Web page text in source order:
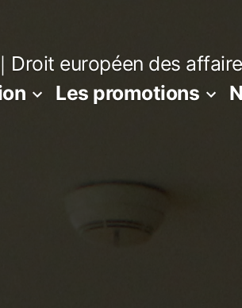
Droit européen des
Les promotions